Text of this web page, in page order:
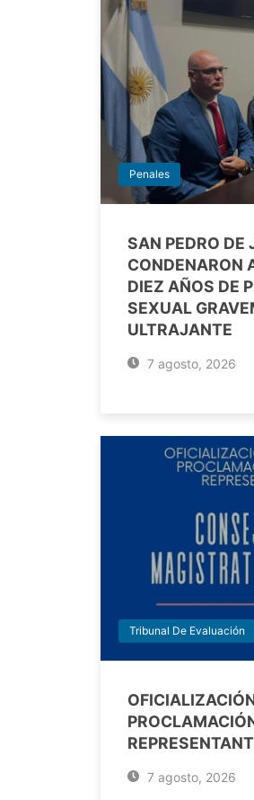
Penales
SAN PEDRO DE
CONDENARON
DIEZ AÑOS DE
SEXUAL
ULTRAJANTE
7 agosto, 2026
Tribunal De Evaluación
7 agosto, 2026